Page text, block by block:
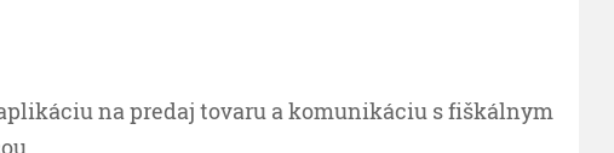
na predaj tovaru a komunikáciu s fiškálnym